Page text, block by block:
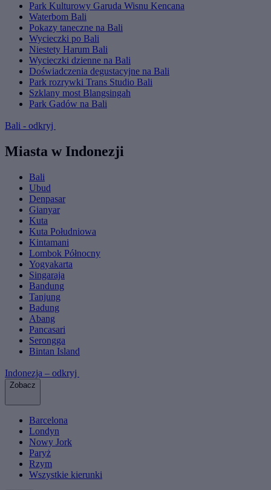
Park Kulturowy Garuda Wisnu Kencana
Waterbom Bali
Pokazy taneczne na Bali
Wycieczki po Bali
Niestety Harum Bali
Wycieczki dzienne na Bali
Doświadczenia degustacyjne na Bali
Park rozrywki Trans Studio Bali
Szklany most Blangsingah
Park Gadów na Bali
Bali - odkryj
Miasta w Indonezji
Bali
Ubud
Denpasar
Gianyar
Kuta
Kuta Południowa
Kintamani
Lombok Północny
Yogyakarta
Singaraja
Bandung
Tanjung
Badung
Abang
Pancasari
Serongga
Bintan Island
Indonezja – odkryj
Zobacz
Barcelona
Londyn
Nowy Jork
Paryż
Rzym
Wszystkie kierunki